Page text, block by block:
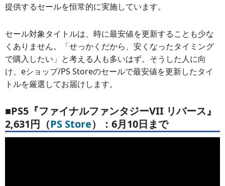
提供するセールを恒常的に実施しています。
セール対象タイトルは、時に最安値を更新することも少な
くありません。「せっかくだから、安くなったタイミング
で購入したい」と考える人も多いはず。そうした人に向
け、eショップ/PS Storeのセールで最安値を更新したタイ
トルを厳選してお届けします。
■PS5『ファイナルファンタジーVII リバース』
2,631円（PS Store）：6月10日まで